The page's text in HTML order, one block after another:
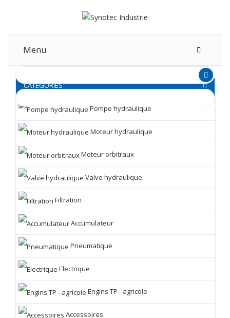
Menu
CATEGORIES
Pompe hydraulique
Moteur hydraulique
Moteur orbitraux
Valve hydraulique
Filtration
Accumulateur
Pneumatique
Electrique
Engins TP - agricole
Accessoires